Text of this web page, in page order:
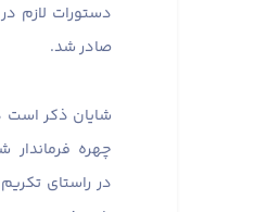
دستورات لازم
صادر شد.
شایان ذکر است
چهره فرماندار
در راستای